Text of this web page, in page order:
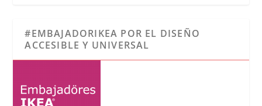
#EMBAJADORIKEA POR EL DISEÑO
ACCESIBLE Y UNIVERSAL